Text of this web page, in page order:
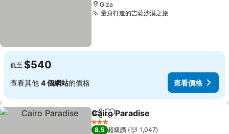
Giza
量身打造的吉薩沙漠之旅查看價格
低至 $540
查看其他 4 個網站的價格 查看價格
分享 加入我的最愛
Cairo Paradise
3 星級
8.5 超級讚
1,047